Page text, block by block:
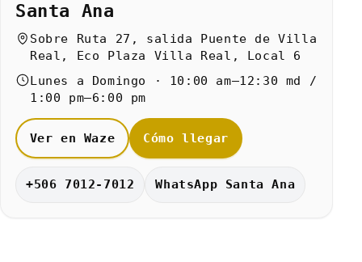
Santa Ana
Sobre Ruta 27, salida Puente de Villa
Real, Eco Plaza Villa Real, Local 6
Lunes a Domingo · 10:00 am–12:30 md /
1:00 pm–6:00 pm
Ver en Waze Cómo llegar
+506 7012-7012 WhatsApp Santa Ana